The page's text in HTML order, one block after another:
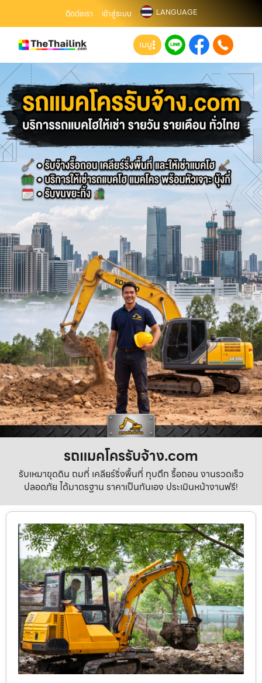
ติดต่อเรา เข้าสู่ระบบ LANGUAGE
เมนู
รถแมคโครรับจ้าง.com
รับเหมาขุดดิน ถมที่ เคลียร์ริ่งพื้นที่ ทุบตึก รื้อถอน งานรวดเร็ว
ปลอดภัย ได้มาตรฐาน ราคาเป็นกันเอง ประเมินหน้างานฟรี!